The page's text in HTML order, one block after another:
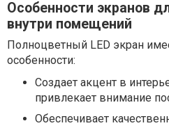
Особенности экранов
внутри помещений
Полноцветный LED экран
особенности:
Создает акцент в
привлекает внимание
Обеспечивает